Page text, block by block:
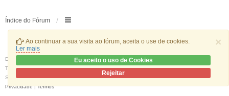
×
Ao continuar a sua visita ao fórum, aceita o use de cookies.
Ler mais
Eu aceito o uso de Cookies
Rejeitar
Índice do Fórum
Desenvolvido por
® Forum Software © phpBB Limited
Traduzido por:phpBB Portugal
Stylewe_universalcreated by INVENTEA & v12mike
Privacidade|Termos